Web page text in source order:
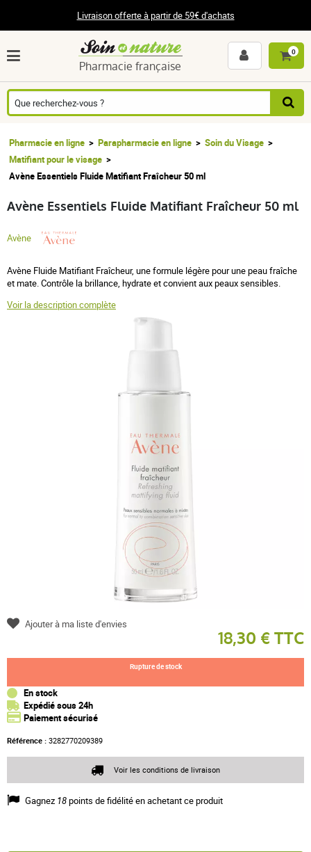
Livraison offerte à partir de 59€ d'achats
Pharmacie française
0
Pharmacie en ligne Parapharmacie en ligne
Soin du Visage
Matifiant pour le visage
Avène Essentiels Fluide Matifiant Fraîcheur 50 ml
Avène Essentiels Fluide Matifiant Fraîcheur 50 ml
Avène
Avène Fluide Matifiant Fraîcheur, une formule légère pour une peau fraîche
et mate. Contrôle la brillance, hydrate et convient aux peaux sensibles.
Voir la description complète
18,30 € TTC
Rupture de stock
En stock
Expédié sous 24h
Paiement sécurisé
Référence : 3282770209389
Gagnez 18points de fidélité en achetant ce produit
Ajouter à ma liste d'envies
Voir les conditions de livraison